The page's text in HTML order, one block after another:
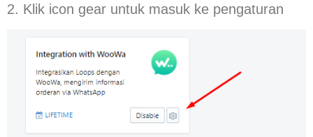
2. Klik icon gear untuk masuk ke pengaturan